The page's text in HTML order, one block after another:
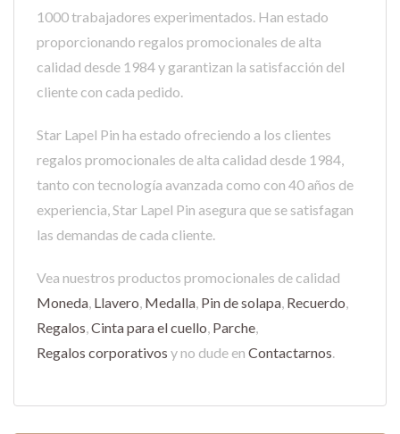
1000 trabajadores experimentados. Han estado
proporcionando regalos promocionales de alta
calidad desde 1984 y garantizan la satisfacción del
cliente con cada pedido.
Star Lapel Pin ha estado ofreciendo a los clientes
regalos promocionales de alta calidad desde 1984,
tanto con tecnología avanzada como con 40 años de
experiencia, Star Lapel Pin asegura que se satisfagan
las demandas de cada cliente.
Vea nuestros productos promocionales de calidad
Moneda Llavero Medalla Pin de solapa Recuerdo
Regalos Cinta para el cuello Parche
Regalos corporativos y no dude en Contactarnos